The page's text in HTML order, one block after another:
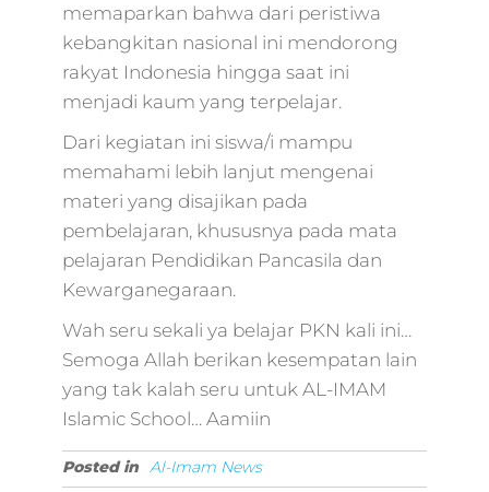
memaparkan bahwa dari peristiwa
kebangkitan nasional ini mendorong
rakyat Indonesia hingga saat ini
menjadi kaum yang terpelajar.
Dari kegiatan ini siswa/i mampu
memahami lebih lanjut mengenai
materi yang disajikan pada
pembelajaran, khususnya pada mata
pelajaran Pendidikan Pancasila dan
Kewarganegaraan.
Wah seru sekali ya belajar PKN kali ini…
Semoga Allah berikan kesempatan lain
yang tak kalah seru untuk AL-IMAM
Islamic School… Aamiin
Posted in Al-Imam News